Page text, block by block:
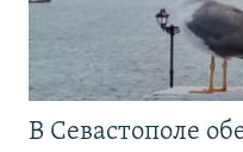
В Севастополе